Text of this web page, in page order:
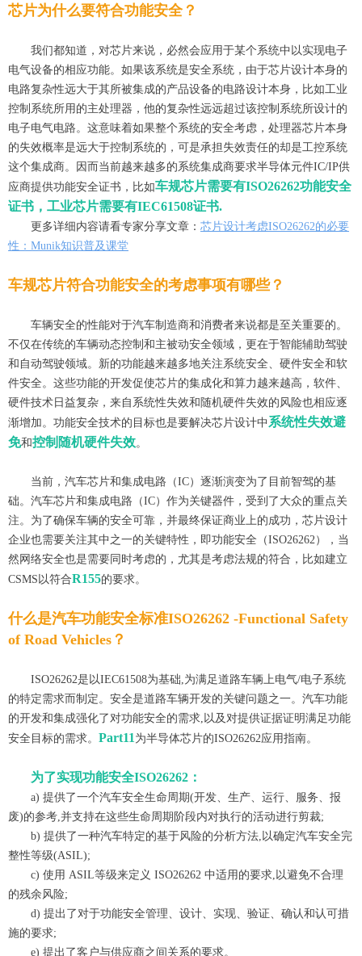
芯片为什么要符合功能安全？
我们都知道，对芯片来说，必然会应用于某个系统中以实现电子
电气设备的相应功能。如果该系统是安全系统，由于芯片设计本身的
电路复杂性远大于其所被集成的产品设备的电路设计本身，比如工业
控制系统所用的主处理器，他的复杂性远远超过该控制系统所设计的
电子电气电路。这意味着如果整个系统的安全考虑，处理器芯片本身
的失效概率是远大于控制系统的，可是承担失效责任的却是工控系统
这个集成商。因而当前越来越多的系统集成商要求半导体元件IC/IP供
应商提供功能安全证书，比如车规芯片需要有ISO26262功能安全
证书，工业芯片需要有IEC61508证书.
更多详细内容请看专家分享文章： 芯片设计考虑ISO26262的必要
性：Munik知识普及课堂
车规芯片符合功能安全的考虑事项有哪些？
车辆安全的性能对于汽车制造商和消费者来说都是至关重要的。
不仅在传统的车辆动态控制和主被动安全领域，更在于智能辅助驾驶
和自动驾驶领域。新的功能越来越多地关注系统安全、硬件安全和软
件安全。这些功能的开发促使芯片的集成化和算力越来越高，软件、
硬件技术日益复杂，来自系统性失效和随机硬件失效的风险也相应逐
渐增加。功能安全技术的目标也是要解决芯片设计中 系统性失效避
免和控制随机硬件失效。
当前，汽车芯片和集成电路（IC）逐渐演变为了目前智驾的基
础。汽车芯片和集成电路（IC）作为关键器件，受到了大众的重点关
注。为了确保车辆的安全可靠，并最终保证商业上的成功，芯片设计
企业也需要关注其中之一的关键特性，即功能安全（ISO26262），当
然网络安全也是需要同时考虑的，尤其是考虑法规的符合，比如建立
CSMS以符合R155的要求。
什么是汽车功能安全标准ISO26262 -Functional Safety
of Road Vehicles？
ISO26262是以IEC61508为基础,为满足道路车辆上电气/电子系统
的特定需求而制定。 安全是道路车辆开发的关键问题之一。汽车功能
的开发和集成强化了对功能安全的需求,以及对提供证据证明满足功能
安全目标的需求。 Part11 为半导体芯片的ISO26262应用指南。
为了实现功能安全ISO26262 ：
a) 提供了一个汽车安全生命周期(开发、生产、运行、服务、报
废)的参考,并支持在这些生命周期阶段内对执行的活动进行剪裁;
b) 提供了一种汽车特定的基于风险的分析方法,以确定汽车安全完
整性等级(ASIL);
c) 使用 ASIL等级来定义 ISO26262 中适用的要求,以避免不合理
的残余风险;
d) 提出了对于功能安全管理、设计、实现、验证、确认和认可措
施的要求;
e) 提出了客户与供应商之间关系的要求。